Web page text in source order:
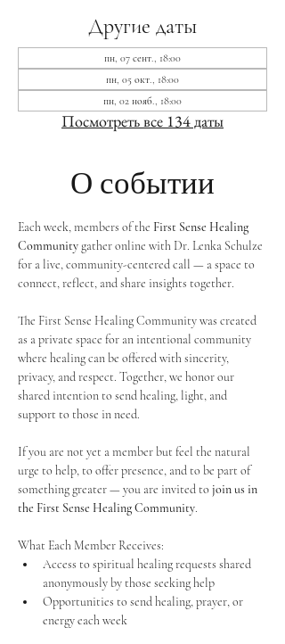
Другие даты
пн, 07 сент., 18:00
пн, 05 окт., 18:00
пн, 02 нояб., 18:00
Посмотреть все 134 даты
О событии
Each week, members of the First Sense Healing
Community gather online with Dr. Lenka Schulze
for a live, community-centered call — a space to
connect, reflect, and share insights together.
The First Sense Healing Community was created
as a private space for an intentional community
where healing can be offered with sincerity,
privacy, and respect. Together, we honor our
shared intention to send healing, light, and
support to those in need.
If you are not yet a member but feel the natural
urge to help, to offer presence, and to be part of
something greater — you are invited to join us in
the First Sense Healing Community.
What Each Member Receives:
Access to spiritual healing requests shared
anonymously by those seeking help
Opportunities to send healing, prayer, or
energy each week